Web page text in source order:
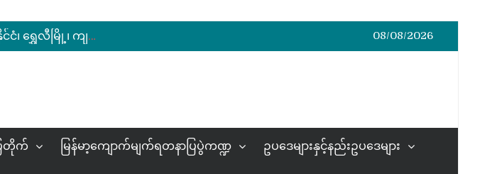
မြန်မာ့ကျောက်မျက်ရတနာပြပွဲ ဗဟိုကော်မတီ (ပထမအကြိမ်)အစည်းအဝေး ကျင်းပ
ပြည်ထောင်စုဝန်ကြီး ဦးဆန်းဦး တရုတ်ပြည်သူ့သမ္မတနိုင်ငံ၊ ရွှေလီမြို့၊ ကျယ်ဂေါင်နယ်စပ်ကုန်သွယ်ရေးဇုန်တွင် မြန်မာ့ကျောက်မျက်ရတနာပြပွဲ တက်ရောက်ဖွင့်လှစ်
နိုင်ငံတော်သမ္မတ ဦးမင်းအောင်လှိုင် မိုးကုတ်ရတနာမြေမှရှာဖွေတွေ့ရှိသည့် ထူးခြားလှပပြီး အရွယ်အစားကြီးမားသည့် နီလာအရိုင်းတုံးကြီးအားကြည့်ရှု
08/08/2026
ြတိုက် မြန်မာ့ကျောက်မျက်ရတနာပြပွဲကဏ္ဍ ဥပဒေများနှင့်နည်းဥပဒေများ